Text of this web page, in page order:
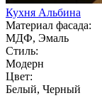
Кухня Альбина
Материал фасада:
МДФ, Эмаль
Стиль:
Модерн
Цвет:
Белый, Черный